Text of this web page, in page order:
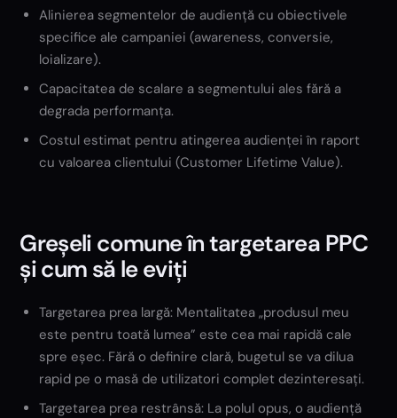
Alinierea segmentelor de audiență cu obiectivele
specifice ale campaniei (awareness, conversie,
loializare).
Capacitatea de scalare a segmentului ales fără a
degrada performanța.
Costul estimat pentru atingerea audienței în raport
cu valoarea clientului (Customer Lifetime Value).
Greșeli comune în targetarea PPC
și cum să le eviți
Targetarea prea largă: Mentalitatea „produsul meu
este pentru toată lumea” este cea mai rapidă cale
spre eșec. Fără o definire clară, bugetul se va dilua
rapid pe o masă de utilizatori complet dezinteresați.
Targetarea prea restrânsă: La polul opus, o audiență